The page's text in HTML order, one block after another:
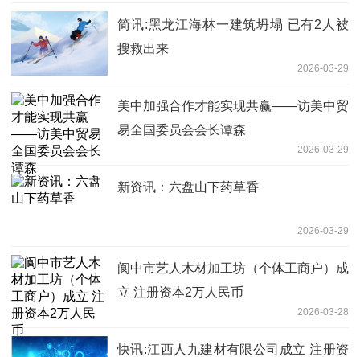
简讯:黑龙江海林一建筑坍塌 已有2人被
搜救出来
2026-03-29
美中加强合作才能实现共赢——访美中贸
易全国委员会会长谭森
2026-03-29
新资讯：六盘山下药草香
2026-03-29
阆中市艺人木材加工坊（个体工商户）成
立 注册资本2万人民币
2026-03-28
快讯:江西人九建材有限公司成立 注册资